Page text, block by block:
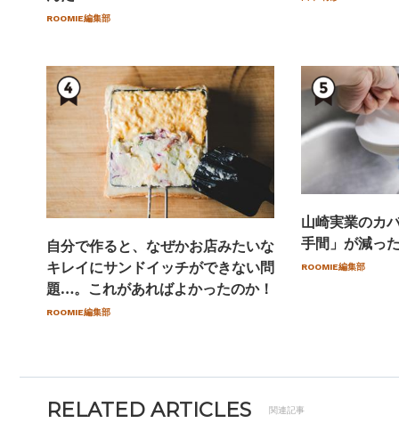
ROOMIE編集部
自分で作ると、なぜかお店みたいな
キレイにサンドイッチができない問
題…。これがあればよかったのか！
ROOMIE編集部
山崎実業のカ
手間」が減っ
ROOMIE編集部
RELATED ARTICLES 関連記事